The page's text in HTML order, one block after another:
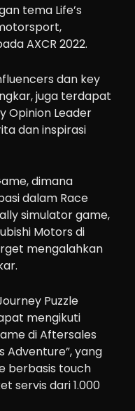
tema Life’s
AXCR 2022.
dan key
juga terdapat
Opinion Leader
dan inspirasi
dimana
dalam Race
simulator game,
Motors di
mengalahkan
Puzzle
mengikuti
di Aftersales
Adventure”, yang
berbasis touch
servis dari 1.000